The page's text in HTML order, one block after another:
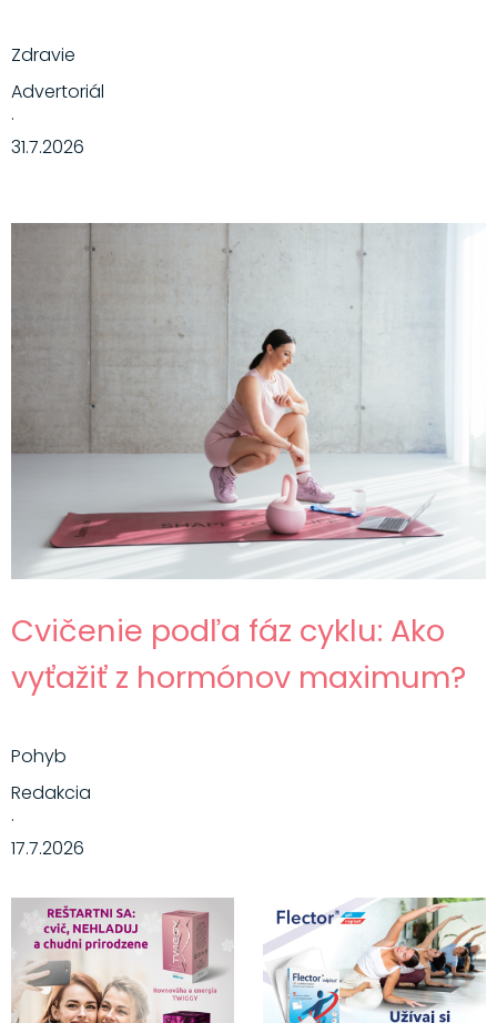
Zdravie
Advertoriál
·
31.7.2026
Cvičenie podľa fáz cyklu: Ako
vyťažiť z hormónov maximum?
Pohyb
Redakcia
·
17.7.2026